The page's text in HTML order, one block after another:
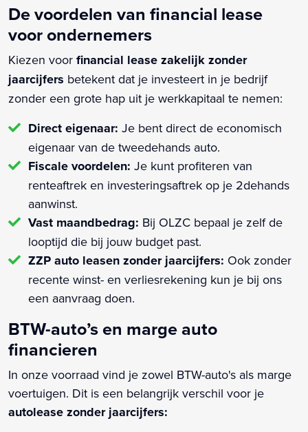
De voordelen van financial lease
voor ondernemers
Kiezen voor financial lease zakelijk zonder
jaarcijfers betekent dat je investeert in je bedrijf
zonder een grote hap uit je werkkapitaal te nemen:
Direct eigenaar: Je bent direct de economisch
eigenaar van de tweedehands auto.
Fiscale voordelen: Je kunt profiteren van
renteaftrek en investeringsaftrek op je 2dehands
aanwinst.
Vast maandbedrag: Bij OLZC bepaal je zelf de
looptijd die bij jouw budget past.
ZZP auto leasen zonder jaarcijfers: Ook zonder
recente winst- en verliesrekening kun je bij ons
een aanvraag doen.
BTW-auto’s en marge auto
financieren
In onze voorraad vind je zowel BTW-auto's als marge
voertuigen. Dit is een belangrijk verschil voor je
autolease zonder jaarcijfers: